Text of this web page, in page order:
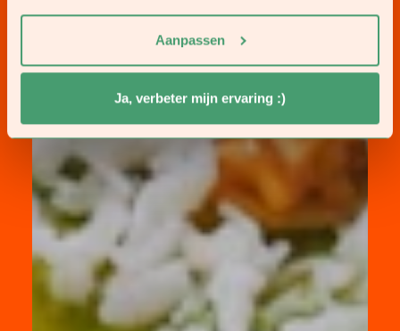
Aanpassen
Ja, verbeter mijn ervaring :)